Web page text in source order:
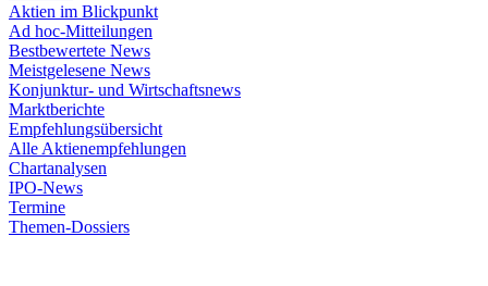
Aktien im Blickpunkt
Ad hoc-Mitteilungen
Bestbewertete News
Meistgelesene News
Konjunktur- und Wirtschaftsnews
Marktberichte
Empfehlungsübersicht
Alle Aktienempfehlungen
Chartanalysen
IPO-News
Termine
Themen-Dossiers